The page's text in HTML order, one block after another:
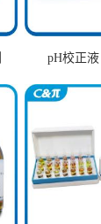
pH校正